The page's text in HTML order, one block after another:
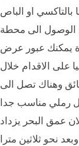
بالتاكسي او الباص
الوصول الى محطة
يمكنك عبور عرض
على الاقدام خلال
وهناك تصل الى
رملي مناسب جدا
عمق البحر يزداد
نحو ثلاثين مترا